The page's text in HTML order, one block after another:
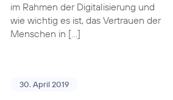
im Rahmen der Digitalisierung und
wie wichtig es ist, das Vertrauen der
Menschen in […]
30. April 2019